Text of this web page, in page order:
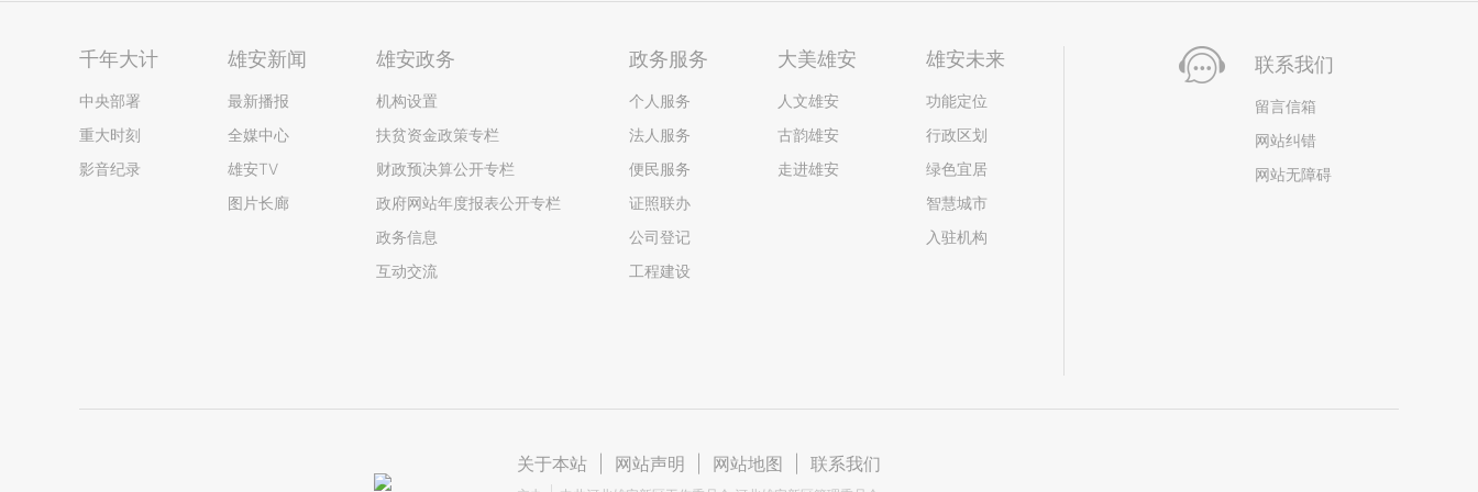
千年大计
中央部署
重大时刻
影音纪录
雄安新闻
最新播报
全媒中心
雄安TV
图片长廊
雄安政务
机构设置
扶贫资金政策专栏
财政预决算公开专栏
政府网站年度报表公开专栏
政务信息
互动交流
政务服务
个人服务
法人服务
便民服务
证照联办
公司登记
工程建设
大美雄安
人文雄安
古韵雄安
走进雄安
雄安未来
功能定位
行政区划
绿色宜居
智慧城市
入驻机构
联系我们
留言信箱
网站纠错
网站无障碍
关于本站 网站声明 网站地图 联系我们